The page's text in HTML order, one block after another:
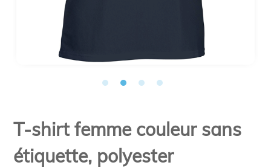
T-shirt femme couleur sans
étiquette, polyester